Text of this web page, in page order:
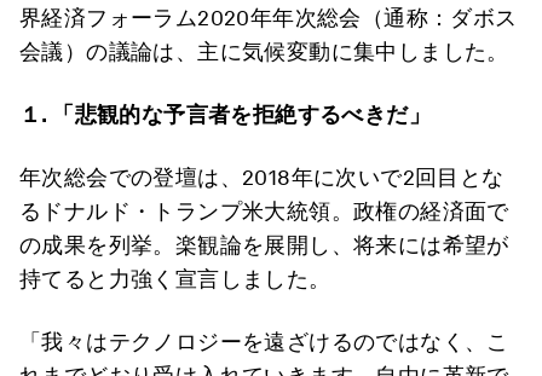
界経済フォーラム2020年年次総会（通称：ダボス
会議）の議論は、主に気候変動に集中しました。
１. 「悲観的な予言者を拒絶するべきだ」
年次総会での登壇は、2018年に次いで2回目とな
るドナルド・トランプ米大統領。政権の経済面で
の成果を列挙。楽観論を展開し、将来には希望が
持てると力強く宣言しました。
「我々はテクノロジーを遠ざけるのではなく、こ